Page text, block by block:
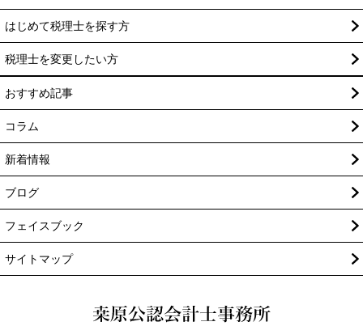
はじめて税理士を探す方
税理士を変更したい方
おすすめ記事
コラム
新着情報
ブログ
フェイスブック
サイトマップ